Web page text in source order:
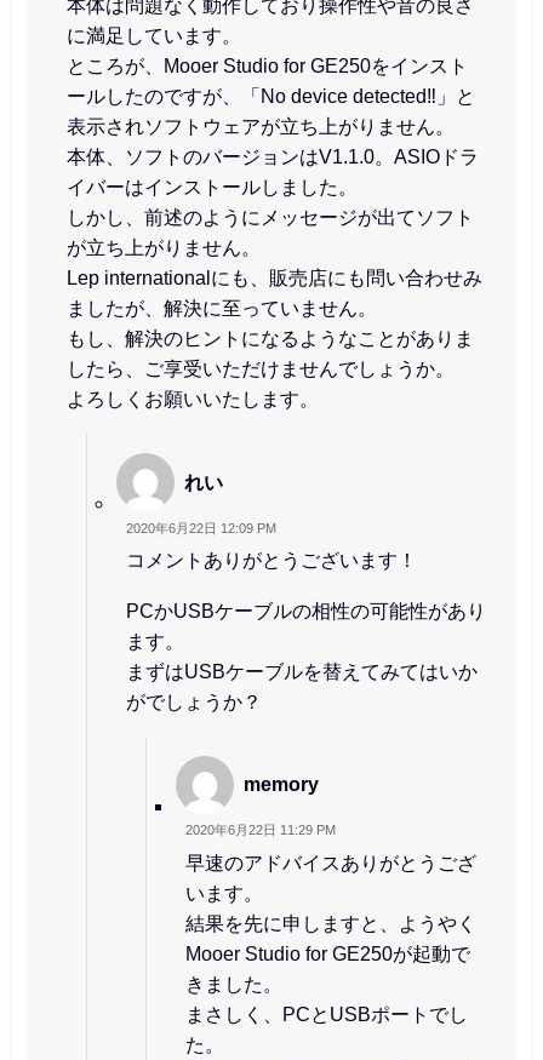
本体は問題なく動作しており操作性や音の良さ
に満足しています。
ところが、Mooer Studio for GE250をインスト
ールしたのですが、「No device detected‼︎」と
表示されソフトウェアが立ち上がりません。
本体、ソフトのバージョンはV1.1.0。ASIOドラ
イバーはインストールしました。
しかし、前述のようにメッセージが出てソフト
が立ち上がりません。
Lep internationalにも、販売店にも問い合わせみ
ましたが、解決に至っていません。
もし、解決のヒントになるようなことがありま
したら、ご享受いただけませんでしょうか。
よろしくお願いいたします。
れい
2020年6月22日 12:09 PM
コメントありがとうございます！
PCかUSBケーブルの相性の可能性があり
ます。
まずはUSBケーブルを替えてみてはいか
がでしょうか？
memory
2020年6月22日 11:29 PM
早速のアドバイスありがとうござ
います。
結果を先に申しますと、ようやく
Mooer Studio for GE250が起動で
きました。
まさしく、PCとUSBポートでし
た。